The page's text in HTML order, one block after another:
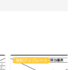
無料テンプレート